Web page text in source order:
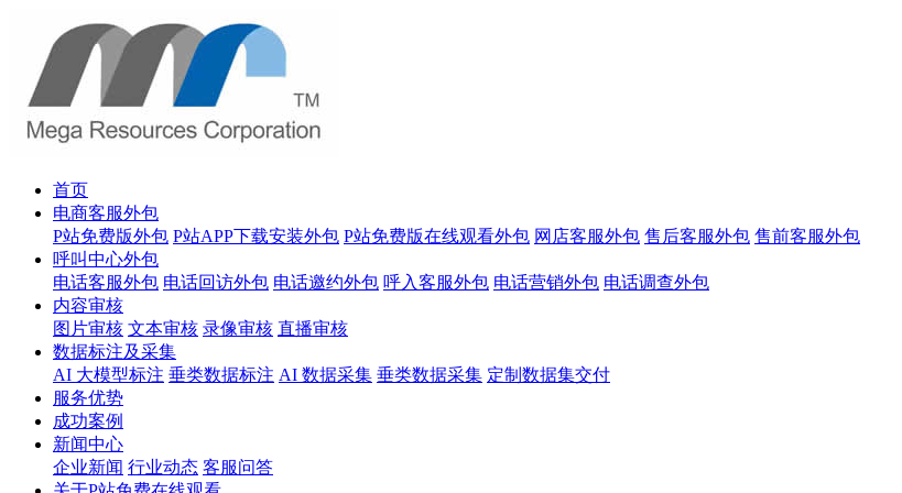
首页
电商客服外包
P站免费版外包 P站APP下载安装外包 P站免费版在线观看外包 网店客服外包 售后客服外包 售前客服外包
呼叫中心外包
电话客服外包 电话回访外包 电话邀约外包 呼入客服外包 电话营销外包 电话调查外包
内容审核
图片审核 文本审核 录像审核 直播审核
数据标注及采集
AI 大模型标注 垂类数据标注 AI 数据采集 垂类数据采集 定制数据集交付
服务优势
成功案例
新闻中心
企业新闻 行业动态 客服问答